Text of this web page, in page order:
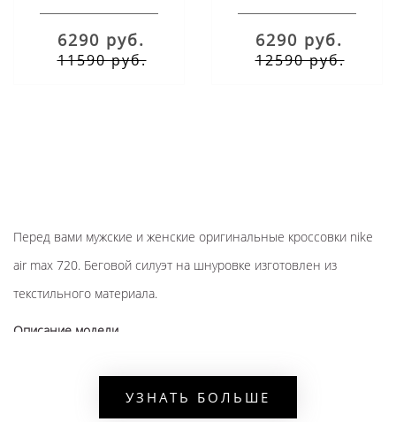
6290 руб.
11590 руб.
6290 руб.
12590 руб.
Перед вами мужские и женские оригинальные кроссовки nike
air max 720. Беговой силуэт на шнуровке изготовлен из
текстильного материала.
Описание модели
добавлением пеноматериала,
УЗНАТЬ БОЛЬШЕ